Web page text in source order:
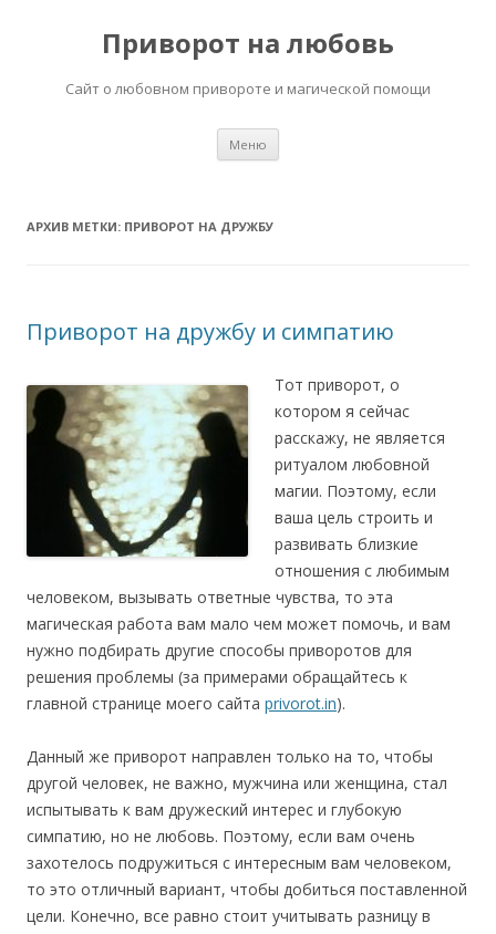
Приворот на любовь
Сайт о любовном привороте и магической помощи
Меню
АРХИВ МЕТКИ: ПРИВОРОТ НА ДРУЖБУ
Приворот на дружбу и симпатию
Тот приворот, о
котором я сейчас
расскажу, не является
ритуалом любовной
магии. Поэтому, если
ваша цель строить и
развивать близкие
отношения с любимым
человеком, вызывать ответные чувства, то эта
магическая работа вам мало чем может помочь, и вам
нужно подбирать другие способы приворотов для
решения проблемы (за примерами обращайтесь к
главной странице моего сайта privorot.in).
Данный же приворот направлен только на то, чтобы
другой человек, не важно, мужчина или женщина, стал
испытывать к вам дружеский интерес и глубокую
симпатию, но не любовь. Поэтому, если вам очень
захотелось подружиться с интересным вам человеком,
то это отличный вариант, чтобы добиться поставленной
цели. Конечно, все равно стоит учитывать разницу в